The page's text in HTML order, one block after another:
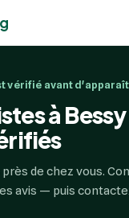
vérifié avant
à
de chez vous.
avis — puis